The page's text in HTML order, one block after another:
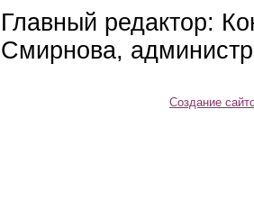
Главный редактор:
Смирнова,
Создание